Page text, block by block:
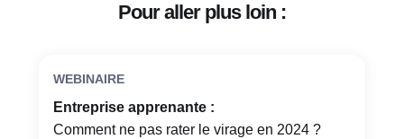
Pour aller plus loin :
WEBINAIRE
Entreprise apprenante :
Comment ne pas rater le virage en 2024 ?